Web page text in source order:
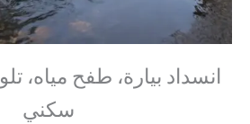
انسداد بيارة، طفح مياه،
سكني